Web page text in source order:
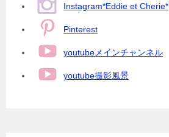
Instagram*Eddie et Cherie*
Pinterest
youtubeメインチャンネル
youtube撮影風景